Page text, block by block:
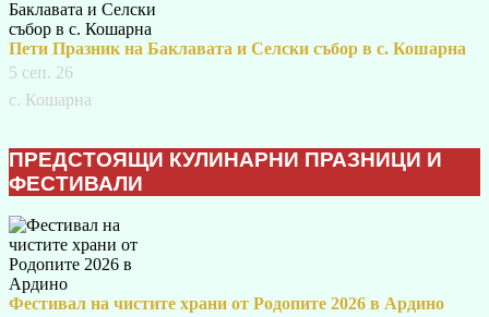
Пети Празник на Баклавата и Селски събор в с. Кошарна
5 сеп. 26
с. Кошарна
ПРЕДСТОЯЩИ КУЛИНАРНИ ПРАЗНИЦИ И
ФЕСТИВАЛИ
Фестивал на чистите храни от Родопите 2026 в Ардино